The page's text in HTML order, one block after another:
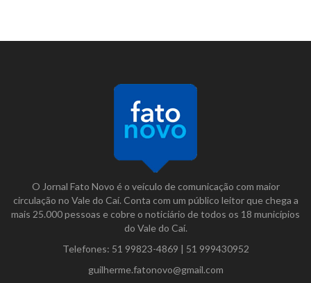
O Jornal Fato Novo é o veículo de comunicação com maior
circulação no Vale do Caí. Conta com um público leitor que chega a
mais 25.000 pessoas e cobre o noticiário de todos os 18 municípios
do Vale do Caí.
Telefones: 51 99823-4869 | 51 999430952
guilherme.fatonovo@gmail.com